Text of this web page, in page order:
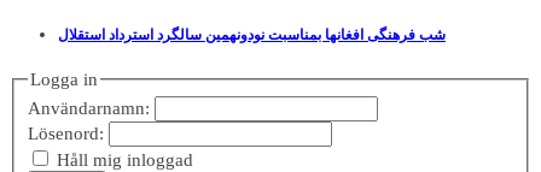
شب فرهنگی افغانها بمناسبت نودونهمین سالگرد استرداد استقلال
Logga in
Användarnamn:
Lösenord:
Håll mig inloggad